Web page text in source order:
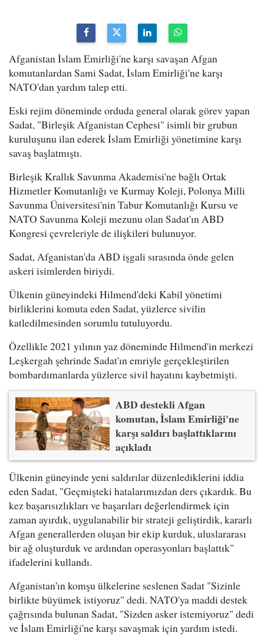
Afganistan İslam Emirliği'ne karşı savaşan Afgan
komutanlardan Sami Sadat, İslam Emirliği'ne karşı
NATO'dan yardım talep etti.
Eski rejim döneminde orduda general olarak görev yapan
Sadat, "Birleşik Afganistan Cephesi" isimli bir grubun
kuruluşunu ilan ederek İslam Emirliği yönetimine karşı
savaş başlatmıştı.
Birleşik Krallık Savunma Akademisi'ne bağlı Ortak
Hizmetler Komutanlığı ve Kurmay Koleji, Polonya Milli
Savunma Üniversitesi'nin Tabur Komutanlığı Kursu ve
NATO Savunma Koleji mezunu olan Sadat'ın ABD
Kongresi çevreleriyle de ilişkileri bulunuyor.
Sadat, Afganistan'da ABD işgali sırasında önde gelen
askeri isimlerden biriydi.
Ülkenin güneyindeki Hilmend'deki Kabil yönetimi
birliklerini komuta eden Sadat, yüzlerce sivilin
katledilmesinden sorumlu tutuluyordu.
Özellikle 2021 yılının yaz döneminde Hilmend'in merkezi
Leşkergah şehrinde Sadat'ın emriyle gerçekleştirilen
bombardımanlarda yüzlerce sivil hayatını kaybetmişti.
ABD destekli Afgan
komutan, İslam Emirliği'ne
karşı saldırı başlattıklarını
açıkladı
Ülkenin güneyinde yeni saldırılar düzenlediklerini iddia
eden Sadat, "Geçmişteki hatalarımızdan ders çıkardık. Bu
kez başarısızlıkları ve başarıları değerlendirmek için
zaman ayırdık, uygulanabilir bir strateji geliştirdik, kararlı
Afgan generallerden oluşan bir ekip kurduk, uluslararası
bir ağ oluşturduk ve ardından operasyonları başlattık"
ifadelerini kullandı.
Afganistan'ın komşu ülkelerine seslenen Sadat "Sizinle
birlikte büyümek istiyoruz" dedi. NATO'ya maddi destek
çağrısında bulunan Sadat, "Sizden asker istemiyoruz" dedi
ve İslam Emirliği'ne karşı savaşmak için yardım istedi.